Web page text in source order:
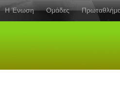
Η Ένωση Ομάδες